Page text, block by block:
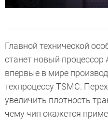
Главной технической
станет новый процессор
впервые в мире
техпроцессу TSMC.
увеличить плотность
чему чип окажется